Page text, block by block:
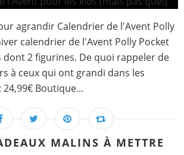
agrandir Calendrier de l'Avent Polly
calendrier de l'Avent Polly Pocket
dont 2 figurines. De quoi rappeler de
à ceux qui ont grandi dans les
24,99€ Boutique...
MALINS À METTRE